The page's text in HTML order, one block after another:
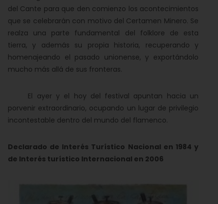
del Cante para que den comienzo los acontecimientos
que se celebrarán con motivo del Certamen Minero. Se
realza una parte fundamental del folklore de esta
tierra, y además su propia historia, recuperando y
homenajeando el pasado unionense, y exportándolo
mucho más allá de sus fronteras.
El ayer y el hoy del festival apuntan hacia un
porvenir extraordinario, ocupando un lugar de privilegio
incontestable dentro del mundo del flamenco.
Declarado de Interés Turístico Nacional en 1984 y
de Interés turístico Internacional en 2006